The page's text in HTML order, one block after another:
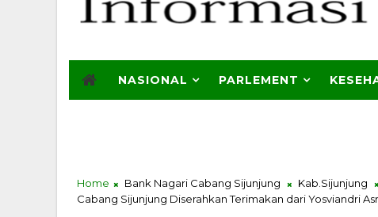
NASIONAL PARLEMENT
Home Bank Nagari Cabang Sijunjung Kab.Sijunjung
Cabang Sijunjung Diserahkan Terimakan dari Yosviandri